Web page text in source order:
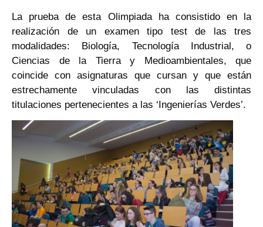
La prueba de esta Olimpiada ha consistido en la
realización de un examen tipo test de las tres
modalidades: Biología, Tecnología Industrial, o
Ciencias de la Tierra y Medioambientales, que
coincide con asignaturas que cursan y que están
estrechamente vinculadas con las distintas
titulaciones pertenecientes a las ‘Ingenierías Verdes’.